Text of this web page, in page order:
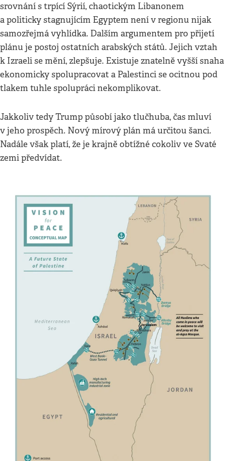
srovnání s trpící Sýrií, chaotickým Libanonem
a politicky stagnujícím Egyptem není v regionu nijak
samozřejmá vyhlídka. Dalším argumentem pro přijetí
plánu je postoj ostatních arabských států. Jejich vztah
k Izraeli se mění, zlepšuje. Existuje znatelně vyšší snaha
ekonomicky spolupracovat a Palestinci se ocitnou pod
tlakem tuhle spolupráci nekomplikovat.
Jakkoliv tedy Trump působí jako tlučhuba, čas mluví
v jeho prospěch. Nový mírový plán má určitou šanci.
Nadále však platí, že je krajně obtížné cokoliv ve Svaté
zemi předvídat.